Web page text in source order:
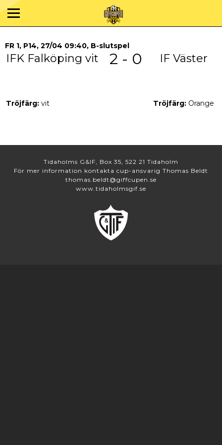
FR 1, P14, 27/04 09:40, B-slutspel
IFK Falköping vit 2 - 0 IF Väster
Tröjfärg: vit Tröjfärg: Orange
Tidaholms G&IF, Box 35, 522 21 Tidaholm
För mer information kontakta cup-ansvarig Thomas Beldt
thomas.beldt@giffcupen.se
www.tidaholmsgif.se